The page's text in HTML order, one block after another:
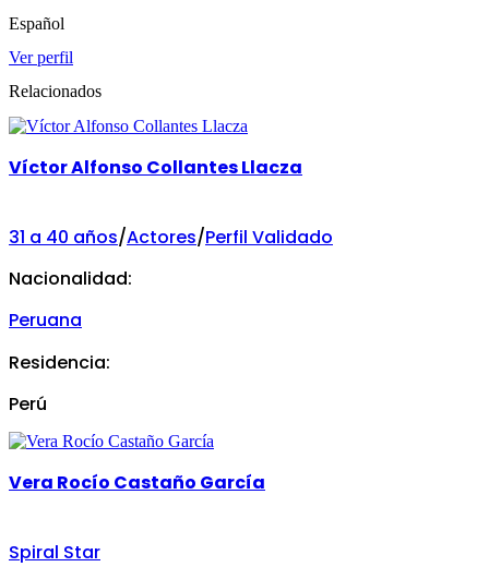
Español
Ver perfil
Relacionados
Víctor Alfonso Collantes Llacza
31 a 40 años/Actores/Perfil Validado
Nacionalidad:
Peruana
Residencia:
Perú
Vera Rocío Castaño García
Spiral Star